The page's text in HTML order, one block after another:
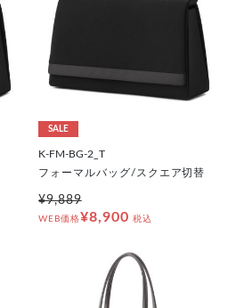
SALE
K-FM-BG-2_T
フォーマルバッグ/スクエア切替
¥9,889
WEB価格¥8,900 税込